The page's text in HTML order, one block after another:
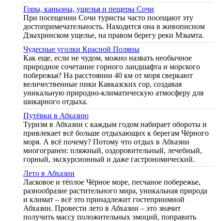
Горы, каньоны, ущелья и пещеры Сочи
При посещении Сочи туристы часто посещают эту
достопримечательность. Находится она в живописном
Дзыхринском ущелье, на правом берегу реки Мзымта.
Чудесные уголки Красной Поляны
Как еще, если не чудом, можно назвать необычное
природное сочетание горного ландшафта и морского
побережья? На расстоянии 40 км от моря сверкают
величественные пики Кавказских гор, создавая
уникальную природно-климатическую атмосферу для
шикарного отдыха.
Путёвки в Абхазию
Туризм в Абхазии с каждым годом набирает обороты и
привлекает всё больше отдыхающих к берегам Чёрного
моря. А всё почему? Потому что отдых в Абхазии
многогранен: пляжный, оздоровительный, лечебный,
горный, экскурсионный и даже гастрономический.
Лето в Абхазии
Ласковое и тёплое Чёрное море, песчаное побережье,
разнообразие растительного мира, уникальная природа
и климат – всё это принадлежит гостеприимной
Абхазии. Провести лето в Абхазии – это значит
получить массу положительных эмоций, поправить